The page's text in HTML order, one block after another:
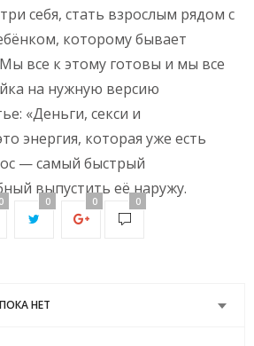
себя, стать взрослым рядом с
которому бывает
все к этому готовы и мы все
на нужную версию
«Деньги, секси и
энергия, которая уже есть
— самый быстрый
выпустить её наружу.
0 0 0 0
НЕТ